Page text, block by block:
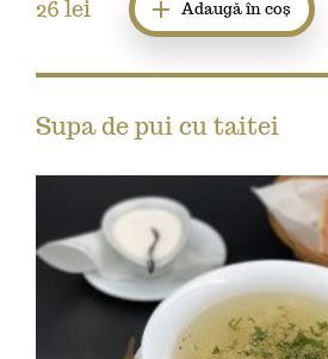
26 lei Adaugă în coș
Supa de pui cu taitei